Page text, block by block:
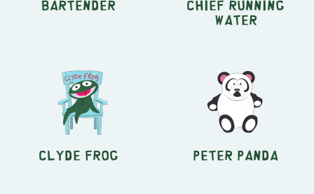
Bartender Chief Running
Water
Clyde Frog Peter Panda